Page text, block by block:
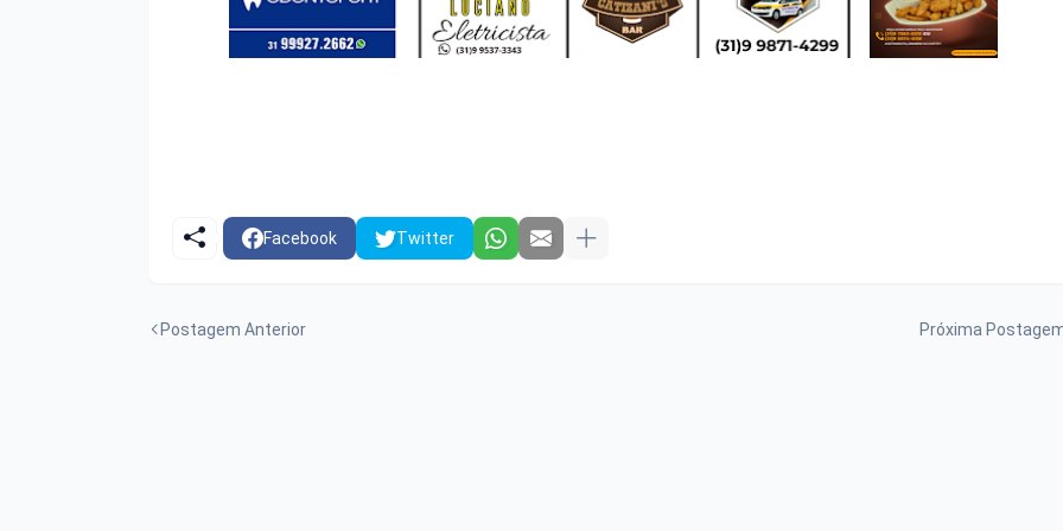
Facebook Twitter
Postagem Anterior Próxima